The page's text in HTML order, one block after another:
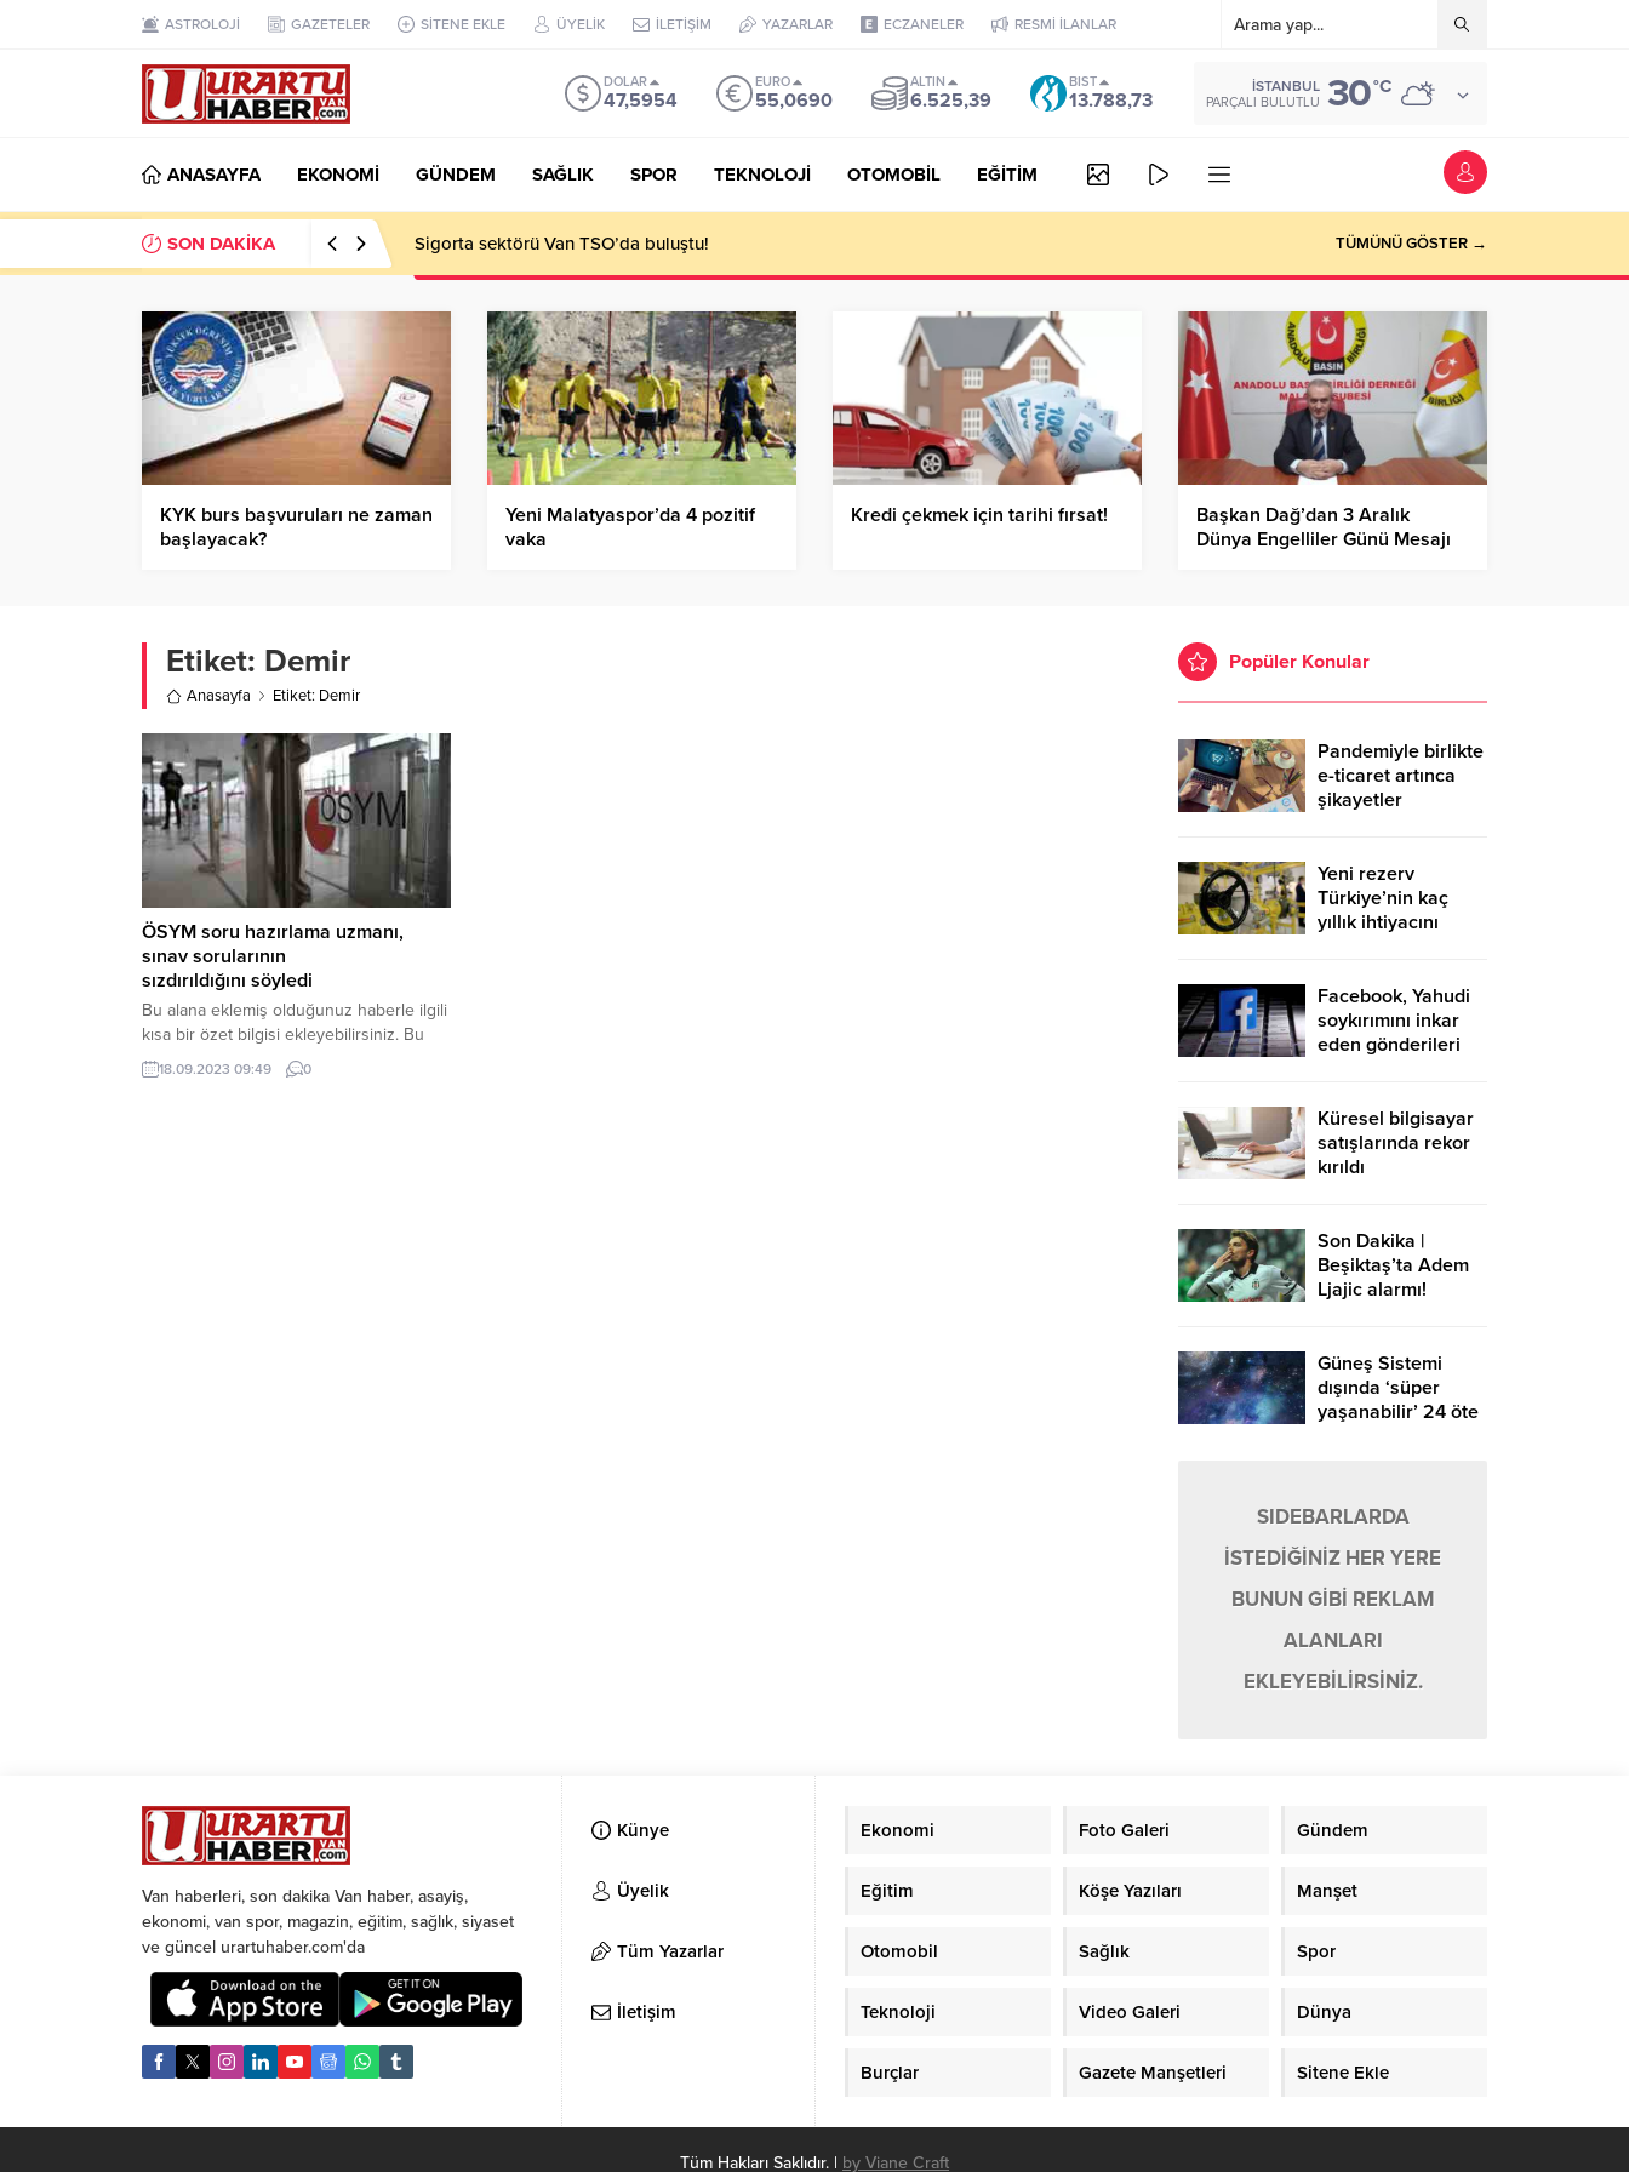
ASTROLOJİ GAZETELER SİTENE EKLE ÜYELİK İLETİŞİM YAZARLAR ECZANELER RESMİ İLANLAR
DOLAR
47,5954
EURO
55,0690
ALTIN
6.525,39
BIST
13.788,73
İSTANBUL
PARÇALI BULUTLU 30°C
ANASAYFA EKONOMİ GÜNDEM SAĞLIK SPOR TEKNOLOJİ OTOMOBİL EĞİTİM
SON DAKİKA Sigorta sektörü Van TSO’da buluştu! TÜMÜNÜ GÖSTER →
KYK burs başvuruları ne zaman
başlayacak?
Yeni Malatyaspor’da 4 pozitif
vaka
Kredi çekmek için tarihi fırsat!
Başkan Dağ’dan 3 Aralık
Dünya Engelliler Günü Mesajı
Etiket: Demir
Anasayfa Etiket: Demir
ÖSYM soru hazırlama uzmanı,
sınav sorularının
sızdırıldığını söyledi
Bu alana eklemiş olduğunuz haberle ilgili
kısa bir özet bilgisi ekleyebilirsiniz. Bu
metin yazı düzenleme sayfasında “Özet”
bölümünden eklenebilir. Özet
18.09.2023 09:49 0
Popüler Konular
Pandemiyle birlikte
e-ticaret artınca
şikayetler
Yeni rezerv
Türkiye’nin kaç
yıllık ihtiyacını
Facebook, Yahudi
soykırımını inkar
eden gönderileri
Küresel bilgisayar
satışlarında rekor
kırıldı
Son Dakika |
Beşiktaş’ta Adem
Ljajic alarmı!
Güneş Sistemi
dışında ‘süper
yaşanabilir’ 24 öte
SIDEBARLARDA
İSTEDİĞİNİZ HER YERE
BUNUN GİBİ REKLAM
ALANLARI
EKLEYEBİLİRSİNİZ.
Van haberleri, son dakika Van haber, asayiş,
ekonomi, van spor, magazin, eğitim, sağlık, siyaset
ve güncel urartuhaber.com'da
Künye
Üyelik
Tüm Yazarlar
İletişim
Ekonomi Foto Galeri Gündem
Eğitim Köşe Yazıları Manşet
Otomobil Sağlık Spor
Teknoloji Video Galeri Dünya
Burçlar Gazete Manşetleri Sitene Ekle
Tüm Hakları Saklıdır. | by Viane Craft